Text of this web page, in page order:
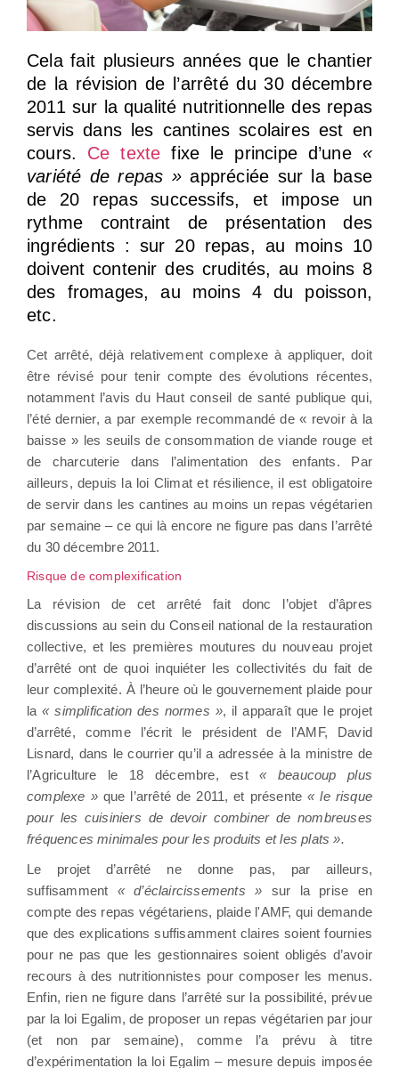
Cela fait plusieurs années que le chantier
de la révision de l’arrêté du 30 décembre
2011 sur la qualité nutritionnelle des repas
servis dans les cantines scolaires est en
cours. Ce texte fixe le principe d’une «
variété de repas » appréciée sur la base
de 20 repas successifs, et impose un
rythme contraint de présentation des
ingrédients : sur 20 repas, au moins 10
doivent contenir des crudités, au moins 8
des fromages, au moins 4 du poisson,
etc.
Cet arrêté, déjà relativement complexe à appliquer, doit
être révisé pour tenir compte des évolutions récentes,
notamment l’avis du Haut conseil de santé publique qui,
l’été dernier, a par exemple recommandé de « revoir à la
baisse » les seuils de consommation de viande rouge et
de charcuterie dans l’alimentation des enfants. Par
ailleurs, depuis la loi Climat et résilience, il est obligatoire
de servir dans les cantines au moins un repas végétarien
par semaine – ce qui là encore ne figure pas dans l’arrêté
du 30 décembre 2011.
Risque de complexification
La révision de cet arrêté fait donc l’objet d’âpres
discussions au sein du Conseil national de la restauration
collective, et les premières moutures du nouveau projet
d’arrêté ont de quoi inquiéter les collectivités du fait de
leur complexité. À l’heure où le gouvernement plaide pour
la« simplification des normes », il apparaît que le projet
d’arrêté, comme l’écrit le président de l’AMF, David
Lisnard, dans le courrier qu’il a adressée à la ministre de
l’Agriculture le 18 décembre, est« beaucoup plus
complexe »que l’arrêté de 2011, et présente« le risque
pour les cuisiniers de devoir combiner de nombreuses
fréquences minimales pour les produits et les plats ».
Le projet d’arrêté ne donne pas, par ailleurs,
suffisamment « d’éclaircissements » sur la prise en
compte des repas végétariens, plaide l'AMF, qui demande
que des explications suffisamment claires soient fournies
pour ne pas que les gestionnaires soient obligés d’avoir
recours à des nutritionnistes pour composer les menus.
Enfin, rien ne figure dans l’arrêté sur la possibilité, prévue
par la loi Egalim, de proposer un repas végétarien par jour
(et non par semaine), comme l’a prévu à titre
d’expérimentation la loi Egalim – mesure depuis imposée